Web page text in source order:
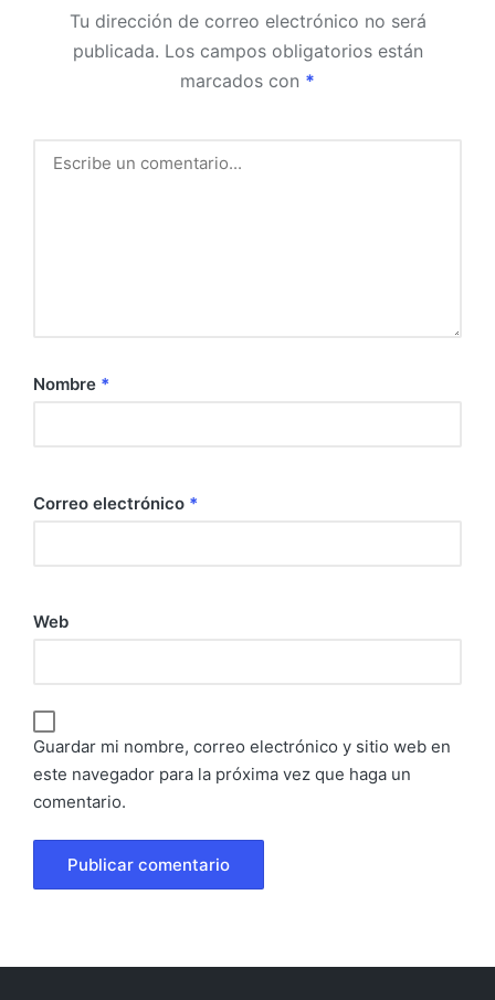
Tu dirección de correo electrónico no será
publicada. Los campos obligatorios están
marcados con *
Nombre *
Correo electrónico *
Web
Guardar mi nombre, correo electrónico y sitio web en
este navegador para la próxima vez que haga un
comentario.